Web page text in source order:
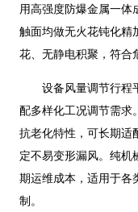
用高强度防爆金属一体
触面均做无火花钝化精
花、无静电积聚，符合
设备风量调节行程
配多样化工况调节需求
抗老化特性，可长期适
定不易变形漏风。纯机
期运维成本，适用于各
制。